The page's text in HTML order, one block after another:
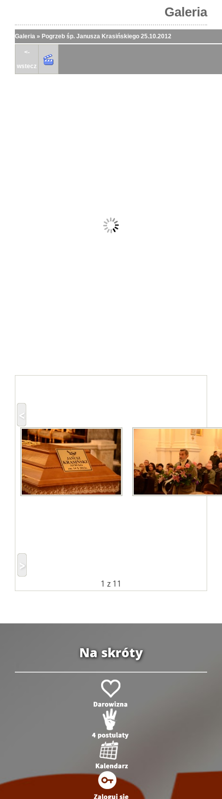
Galeria
Galeria » Pogrzeb śp. Janusza Krasińskiego 25.10.2012
<-
wstecz
1 z 11
Na skróty